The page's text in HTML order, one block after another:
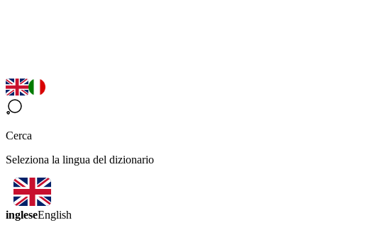
Cerca
Seleziona la lingua del dizionario
ingleseEnglish